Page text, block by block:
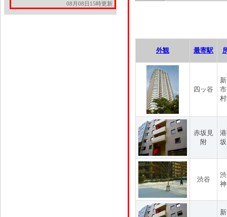
08月08日15時更新
外観 最寄駅
四ッ谷
赤坂見
附
渋谷